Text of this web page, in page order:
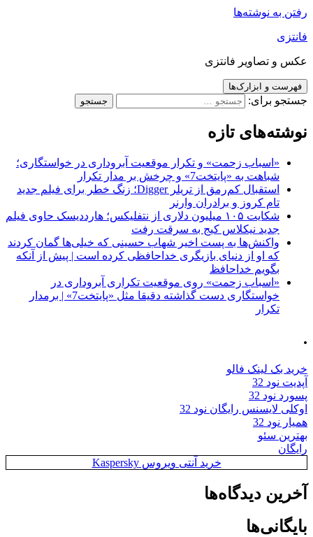
رفتن به نوشته‌ها
فانتزی
عکس و تصاویر فانتزی
فهرست و ابزارک‌ها
جستجو برای:
نوشته‌های تازه
«اسباب زحمت» و تکرار موقعیت آبروداری در خواستگاری؛
شباهت به «پایتخت7» و چرخش بر مدار تکرار
استقبال کم‌رمق از تریلر Digger؛ زنگ خطر برای فیلم جدید
تام کروز و برادران وارنر
شکایت ۱۰۵ میلیون دلاری از نتفلیکس؛ هارددیسک حاوی فیلم
جدید نیکلاس کیج به سرقت رفت
واکنش‌ها به پست اخیر شهاب حسینی که خیلی‌ها گمان کردند
که او از دنیای بازیگری خداحافظی کرده است | پیش از آنکه
بگویم خداحافظ
«اسباب زحمت» روی موقعیت تکراری آبروداری در
خواستگاری دست گذاشته دقیقا مثل «پایتخت7» | برمدار
تکرار
.
خرید بک لینک فالو
آپدیت نود 32
پسورد نود 32
اوکلی لایسنس رایگان نود 32
همیار نود 32
بهترین سئو
رایگان
خرید آنتی ویروس Kaspersky
آخرین دیدگاه‌ها
بایگانی‌ها